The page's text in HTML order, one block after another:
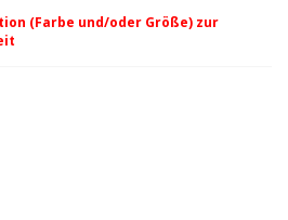
(Farbe und/oder Größe) zur